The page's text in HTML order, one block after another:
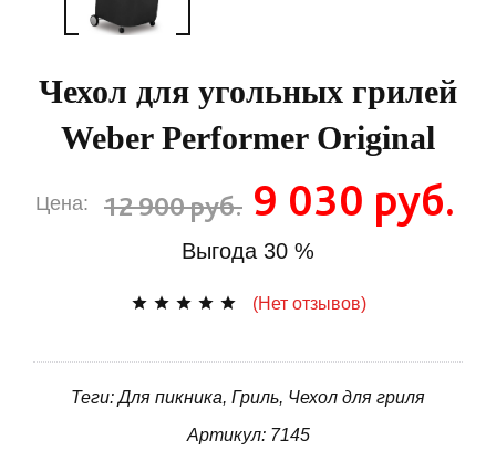
Чехол для угольных грилей
Weber Performer Original
Цена: 12 900 руб. 9 030 руб.
Выгода 30 %
(Нет отзывов)
Теги: Для пикника, Гриль, Чехол для гриля
Артикул: 7145